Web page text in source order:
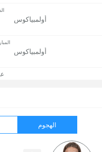
الهجوم
أولمبياكوس
أولمبياكوس